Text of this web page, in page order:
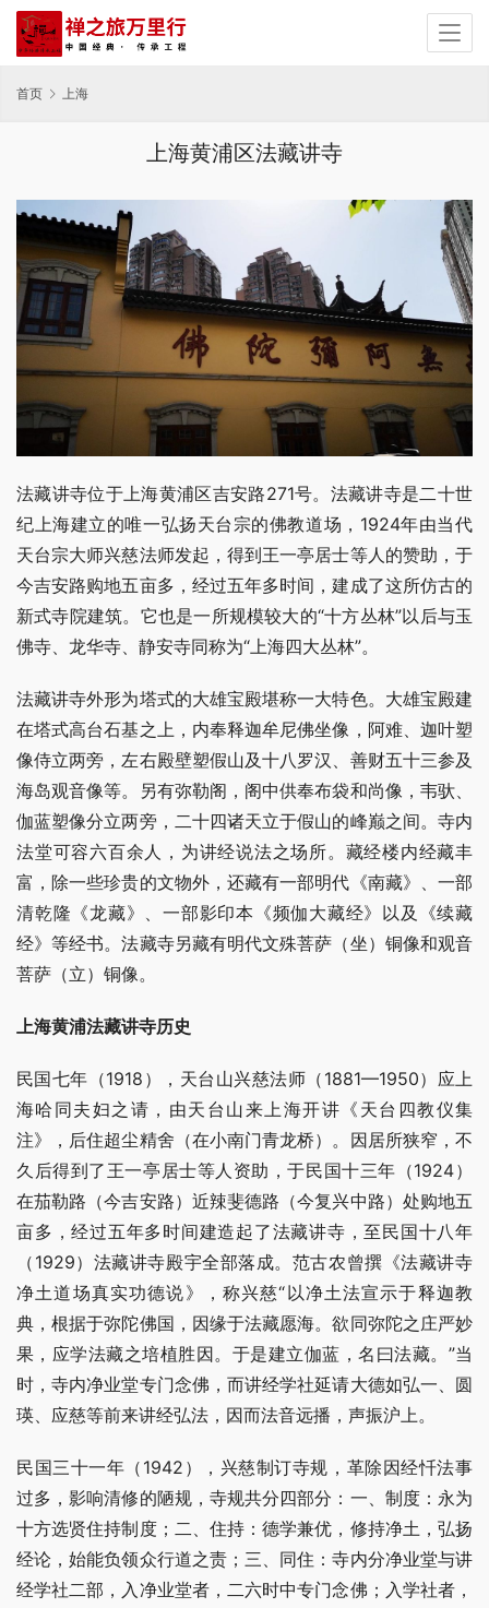
首页 上海
上海黄浦区法藏讲寺
法藏讲寺位于上海黄浦区吉安路271号。法藏讲寺是二十世
纪上海建立的唯一弘扬天台宗的佛教道场，1924年由当代
天台宗大师兴慈法师发起，得到王一亭居士等人的赞助，于
今吉安路购地五亩多，经过五年多时间，建成了这所仿古的
新式寺院建筑。它也是一所规模较大的“十方丛林”以后与玉
佛寺、龙华寺、静安寺同称为“上海四大丛林”。
法藏讲寺外形为塔式的大雄宝殿堪称一大特色。大雄宝殿建
在塔式高台石基之上，内奉释迦牟尼佛坐像，阿难、迦叶塑
像侍立两旁，左右殿壁塑假山及十八罗汉、善财五十三参及
海岛观音像等。另有弥勒阁，阁中供奉布袋和尚像，韦驮、
伽蓝塑像分立两旁，二十四诸天立于假山的峰巅之间。寺内
法堂可容六百余人，为讲经说法之场所。藏经楼内经藏丰
富，除一些珍贵的文物外，还藏有一部明代《南藏》、一部
清乾隆《龙藏》、一部影印本《频伽大藏经》以及《续藏
经》等经书。法藏寺另藏有明代文殊菩萨（坐）铜像和观音
菩萨（立）铜像。
上海黄浦法藏讲寺历史
民国七年（1918），天台山兴慈法师（1881—1950）应上
海哈同夫妇之请，由天台山来上海开讲《天台四教仪集
注》，后住超尘精舍（在小南门青龙桥）。因居所狭窄，不
久后得到了王一亭居士等人资助，于民国十三年（1924）
在茄勒路（今吉安路）近辣斐德路（今复兴中路）处购地五
亩多，经过五年多时间建造起了法藏讲寺，至民国十八年
（1929）法藏讲寺殿宇全部落成。范古农曾撰《法藏讲寺
净土道场真实功德说》，称兴慈“以净土法宣示于释迦教
典，根据于弥陀佛国，因缘于法藏愿海。欲同弥陀之庄严妙
果，应学法藏之培植胜因。于是建立伽蓝，名曰法藏。”当
时，寺内净业堂专门念佛，而讲经学社延请大德如弘一、圆
瑛、应慈等前来讲经弘法，因而法音远播，声振沪上。
民国三十一年（1942），兴慈制订寺规，革除因经忏法事
过多，影响清修的陋规，寺规共分四部分：一、制度：永为
十方选贤住持制度；二、住持：德学兼优，修持净土，弘扬
经论，始能负领众行道之责；三、同住：寺内分净业堂与讲
经学社二部，入净业堂者，二六时中专门念佛；入学社者，